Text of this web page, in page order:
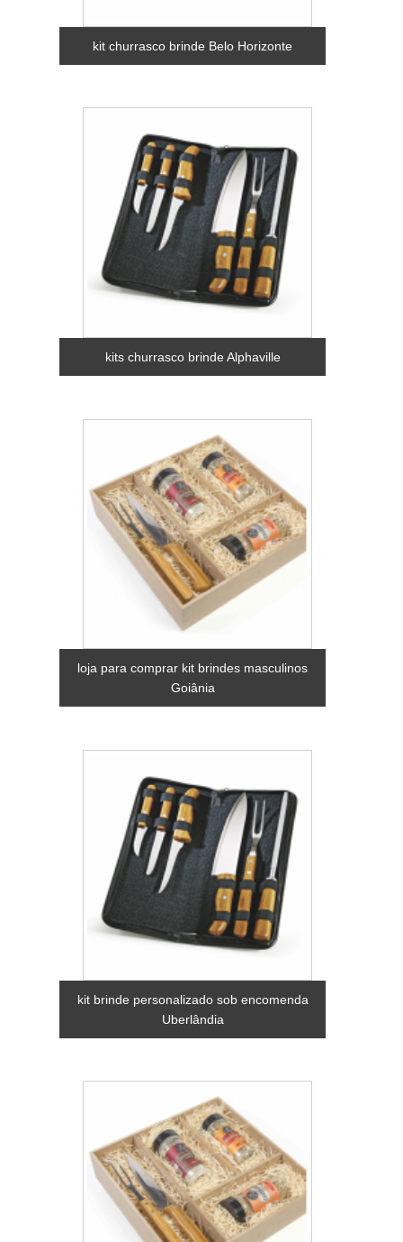
kit churrasco brinde Belo Horizonte
kits churrasco brinde Alphaville
loja para comprar kit brindes masculinos
Goiânia
kit brinde personalizado sob encomenda
Uberlândia